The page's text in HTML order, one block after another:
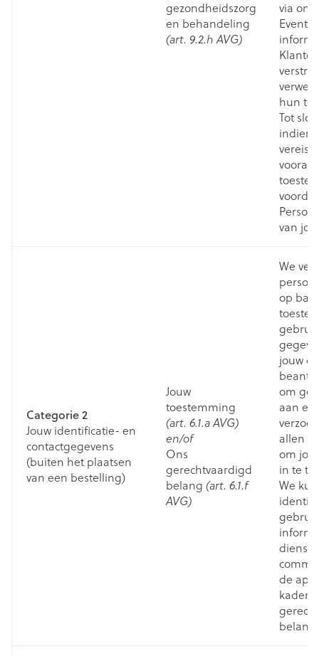
gezondheidszorg
en behandeling
(art. 9.2.h AVG)
via
hun
Tot
indien
van
Categorie 2
Jouw identificatie- en
contactgegevens
(buiten het plaatsen
van een bestelling)
Jouw
toestemming
(art. 6.1.a AVG)
en/of
Ons
gerechtvaardigd
belang (art. 6.1.f
AVG)
We
op
jouw
om
aan
allen
om
in te
We
de
kader